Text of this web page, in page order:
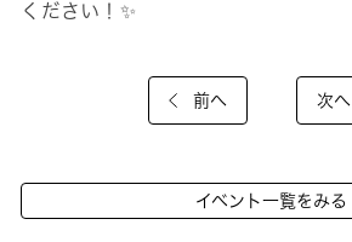
ください！✨
前へ 次へ
イベント一覧をみる